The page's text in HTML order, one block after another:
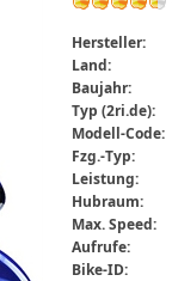
Hersteller:
Land:
Baujahr:
Typ (2ri.de):
Modell-Code:
Fzg.-Typ:
Leistung:
Hubraum:
Max. Speed:
Aufrufe:
Bike-ID: